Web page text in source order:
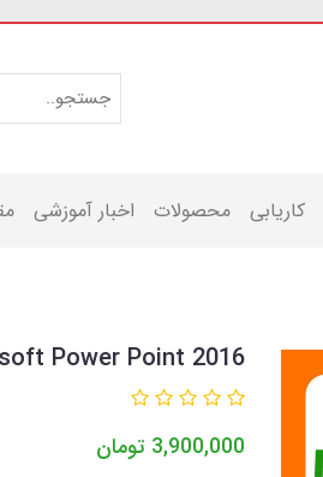
کاریابی محصولات اخبار آموزشی
Power Point 2016
3,900,000 تومان